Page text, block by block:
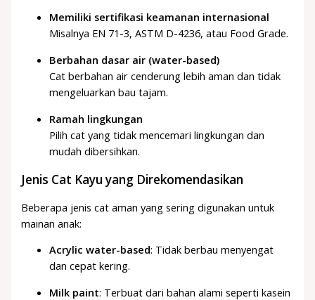
Memiliki sertifikasi keamanan internasional
Misalnya EN 71-3, ASTM D-4236, atau Food Grade.
Berbahan dasar air (water-based)
Cat berbahan air cenderung lebih aman dan tidak
mengeluarkan bau tajam.
Ramah lingkungan
Pilih cat yang tidak mencemari lingkungan dan
mudah dibersihkan.
Jenis Cat Kayu yang Direkomendasikan
Beberapa jenis cat aman yang sering digunakan untuk
mainan anak:
Acrylic water-based: Tidak berbau menyengat
dan cepat kering.
Milk paint: Terbuat dari bahan alami seperti kasein